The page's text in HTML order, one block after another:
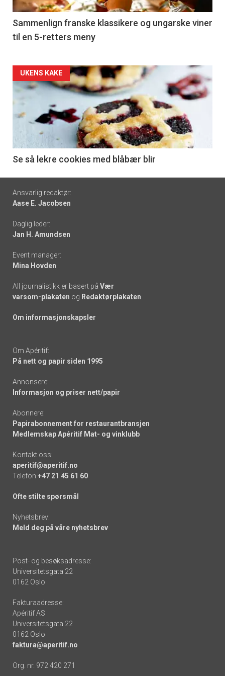
5
Sammenlign franske klassikere og ungarske viner
til en 5-retters meny
Forsiden
akkurat
nå
6
UKENS KAKE
Se så lekre cookies med blåbær blir
Footer
-
links
Ansvarlig redaktør:
Aase E. Jacobsen
Daglig leder:
Jan H. Amundsen
Event manager:
Mina Hovden
All journalistikk er basert på Vær
varsom-plakaten og Redaktørplakaten
Om informasjonskapsler
Om Apéritif:
På nett og papir siden 1995
Annonsere:
Informasjon og priser nett/papir
Abonnere:
Papirabonnement for restaurantbransjen
Medlemskap Apéritif Mat- og vinklubb
Kontakt oss:
aperitif@aperitif.no
Telefon +47 21 45 61 60
Ofte stilte spørsmål
Nyhetsbrev:
Meld deg på våre nyhetsbrev
Post- og besøksadresse:
Universitetsgata 22
0162 Oslo
Fakturaadresse:
Apéritif AS
Universitetsgata 22
0162 Oslo
faktura@aperitif.no
Org. nr. 972 420 271